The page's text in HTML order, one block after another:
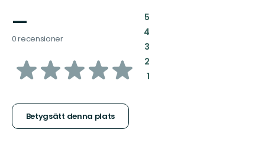
—
0 recensioner
av
stjärnor
Betygsätt denna plats
5:
4:
3:
2:
1: